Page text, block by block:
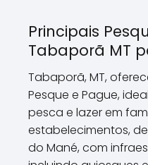
Principais
Tabaporã MT
Tabaporã, MT,
Pesque e Pague,
pesca e lazer em
estabelecimentos,
do Mané, com